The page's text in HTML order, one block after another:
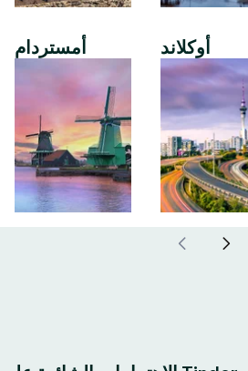
أمستردام أوكلاند